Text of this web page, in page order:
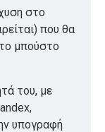
στο
που θα
μπούστο
του, με
υπογραφή